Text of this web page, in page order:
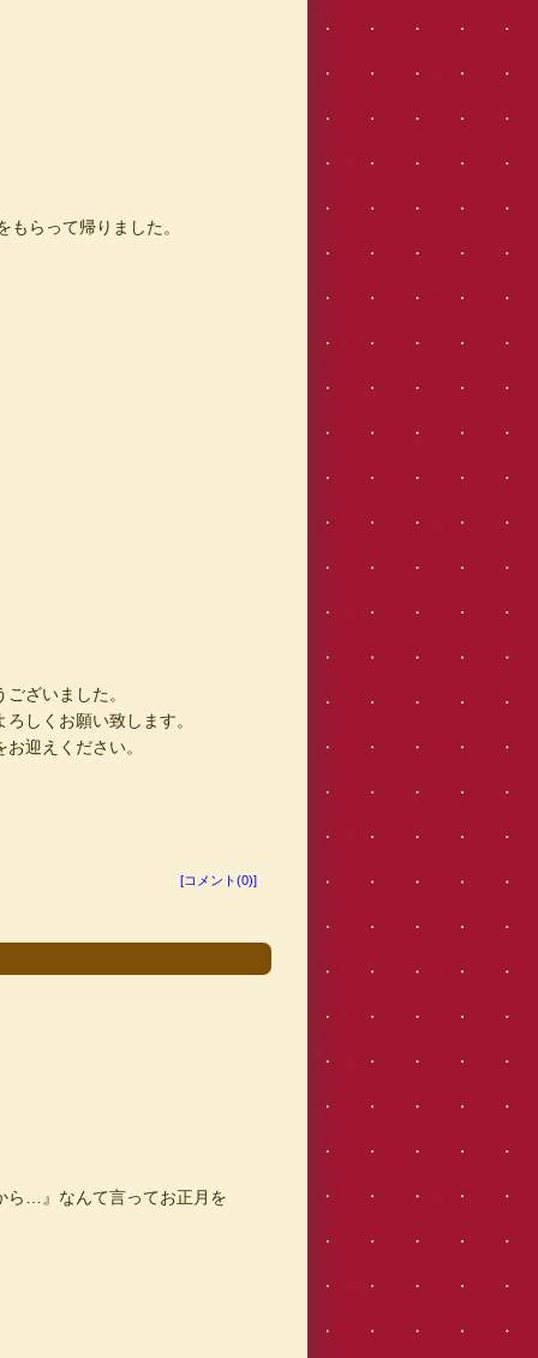
らって帰りました。
ざいました。
しくお願い致します。
迎えください。
[コメント(0)]
ら…』なんて言ってお正月を